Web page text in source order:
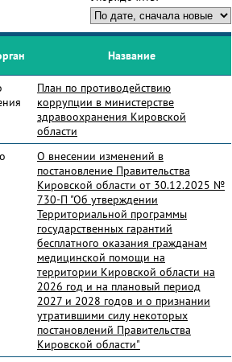
Название
План по противодействию
коррупции в министерстве
здравоохранения Кировской
области
О внесении изменений в
постановление Правительства
Кировской области от 30.12.2025 №
730-П "Об утверждении
Территориальной программы
государственных гарантий
бесплатного оказания гражданам
медицинской помощи на
территории Кировской области на
2026 год и на плановый период
2027 и 2028 годов и о признании
утратившими силу некоторых
постановлений Правительства
Кировской области"